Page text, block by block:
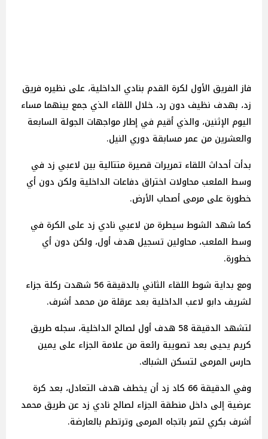
فاز الفريق الأول لكرة القدم بنادي الداخلية، على نظيره فريق
زد، بهدف نظيف دون رد، خلال اللقاء الذي جمع بينهما مساء
اليوم الإثنين، والذي أقيم في إطار مواجهات الجولة السابعة
والعشرين من عمر مسابقة دوري النيل.
بدأت أحداث اللقاء تمريرات قصيرة متتالية بين لاعبي زد في
وسط الملعب محاولات اختراق دفاعات الداخلية ولكن دون أي
خطورة على مرمى أصحاب الأرض.
كما شهد الشوط سيطرة من لاعبي نادي زد على الكرة في
وسط الملعب، محاولين تسجيل هدف أول، ولكن دون أي
خطورة.
ومع بداية شوط اللقاء الثاني بالدقيقة 56 شهدت ركلة جزاء
لشريف دابو لاعب الداخلية بعد عرقلة من محمد أشرف.
لتشهد الدقيقة 58 هدف أول لصالح الداخلية، سجله طريق
كريم يحيى بعد تصويبة رائعة من علامة الجزاء على يمين
حارس المرمى لتسكن الشباك.
وفي الدقيقة 66 كاد زد أن يخطف هدف التعادل، بعد كرة
عرضية إلى داخل منطقة الجزاء لصالح نادي زد عن طريق محمد
أشرف بكري لتمر باتجاه المرمى وترتطم بالعارضة.